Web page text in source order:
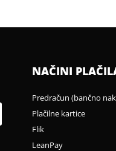
NAČINI
Predračun (bančno
Plačilne kartice
Flik
LeanPay